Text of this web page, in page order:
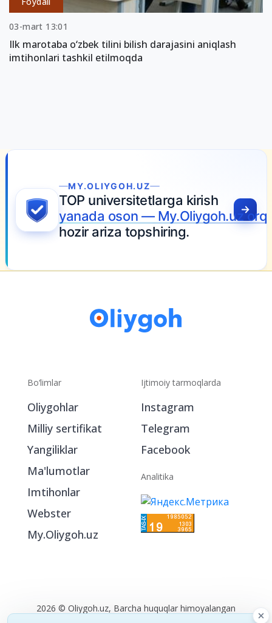
03-mart 13:01
Ilk marotaba o‘zbek tilini bilish darajasini aniqlash
imtihonlari tashkil etilmoqda
MY.OLIYGOH.UZ
TOP universitetlarga kirish
yanada oson — My.Oliygoh.uz
hozir ariza topshiring.
Bo‘limlar
Oliygohlar
Milliy sertifikat
Yangiliklar
Ma'lumotlar
Imtihonlar
Webster
My.Oliygoh.uz
Ijtimoiy tarmoqlarda
Instagram
Telegram
Facebook
Analitika
2026 © Oliygoh.uz, Barcha huquqlar himoyalangan